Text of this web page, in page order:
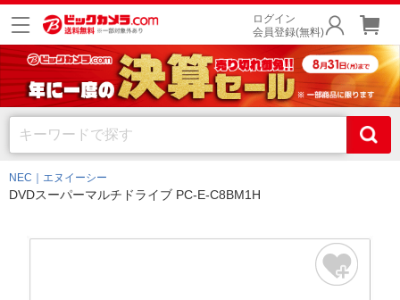
ログイン
会員登録(無料)
NEC｜エヌイーシー
DVDスーパーマルチドライブ PC-E-C8BM1H